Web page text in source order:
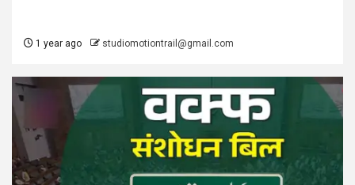
1 year ago studiomotiontrail@gmail.com